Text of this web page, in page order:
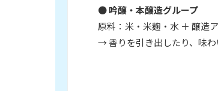
●吟醸・本醸造グループ
原料：米・米麹・水 ＋ 醸造
→ 香りを引き出したり、味